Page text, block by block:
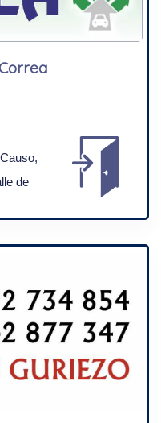
de